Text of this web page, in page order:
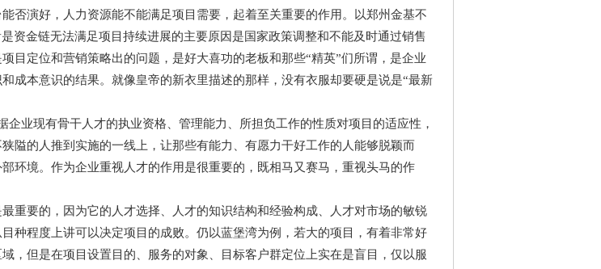
否演好，人力资源能不能满足项目需要，起着至关重要的作用。以郑州金基不
资金链无法满足项目持续进展的主要原因是国家政策调整和不能及时通过销售
目定位和营销策略出的问题，是好大喜功的老板和那些“精英”们所谓，是企业
成本意识的结果。就像皇帝的新衣里描述的那样，没有衣服却要硬是说是“最新
业现有骨干人才的执业资格、管理能力、所担负工作的性质对项目的适应性，
隘的人推到实施的一线上，让那些有能力、有愿力干好工作的人能够脱颖而
环境。作为企业重视人才的作用是很重要的，既相马又赛马，重视头马的作
要的，因为它的人才选择、人才的知识结构和经验构成、人才对市场的敏锐
种程度上讲可以决定项目的成败。仍以蓝堡湾为例，若大的项目，有着非常好
，但是在项目设置目的、服务的对象、目标客户群定位上实在是盲目，仅以服